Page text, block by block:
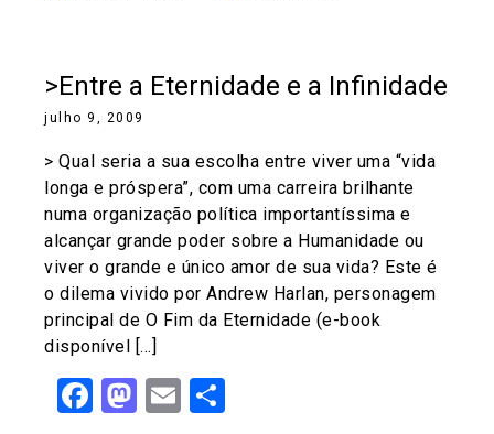
>Entre a Eternidade e a Infinidade
julho 9, 2009
> Qual seria a sua escolha entre viver uma “vida
longa e próspera”, com uma carreira brilhante
numa organização política importantíssima e
alcançar grande poder sobre a Humanidade ou
viver o grande e único amor de sua vida? Este é
o dilema vivido por Andrew Harlan, personagem
principal de O Fim da Eternidade (e-book
disponível […]
Facebook
Mastodon
Email